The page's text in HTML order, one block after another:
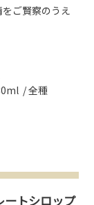
ご賢察のうえ
/ 全種
ートシロップ